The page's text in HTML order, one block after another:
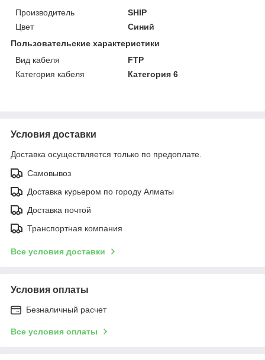
Производитель
SHIP
Цвет
Синий
Пользовательские характеристики
Вид кабеля
FTP
Категория кабеля
Категория 6
Условия доставки
Доставка осуществляется только по предоплате.
Самовывоз
Доставка курьером по городу Алматы
Доставка почтой
Транспортная компания
Все условия доставки
Условия оплаты
Безналичный расчет
Все условия оплаты